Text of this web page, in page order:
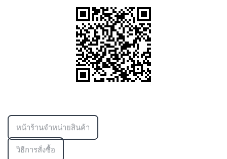
หน้าร้านจำหน่ายสินค้า
วิธีการสั่งซื้อ